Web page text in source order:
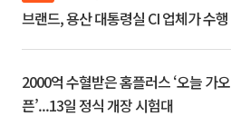
브랜드, 용산 대통령실 CI 업체가 수행
2000억 수혈받은 홈플러스 ‘오늘 가오
픈’...13일 정식 개장 시험대